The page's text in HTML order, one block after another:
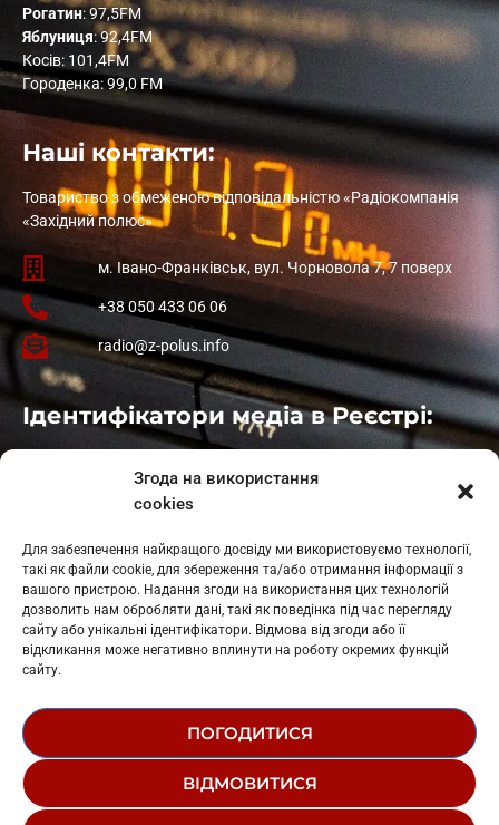
Згода на використання
cookies
Для забезпечення найкращого досвіду ми використовуємо технології,
такі як файли cookie, для збереження та/або отримання інформації з
вашого пристрою. Надання згоди на використання цих технологій
дозволить нам обробляти дані, такі як поведінка під час перегляду
сайту або унікальні ідентифікатори. Відмова від згоди або її
відкликання може негативно вплинути на роботу окремих функцій
сайту.
ПОГОДИТИСЯ
ВІДМОВИТИСЯ
Рогатин: 97,5FM
Яблуниця: 92,4FM
Косів: 101,4FM
Городенка: 99,0 FM
Наші контакти:
Товариство з обмеженою відповідальністю «Радіокомпанія
«Західний полюс»
м. Івано-Франківськ, вул. Чорновола 7, 7 поверх
+38 050 433 06 06
radio@z-polus.info
Ідентифікатори медіа в Реєстрі:
: L11-01410
: L11-01801
Косів: L11-01805
Гарасимів: L11-02274
© 1995-2026 РК «ЗАХІДНИЙ ПОЛЮС»
РЕДАКЦІЙНИЙ СТАТУТ